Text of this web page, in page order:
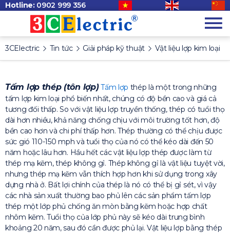
Hotline: 0902 999 356
3CElectric Tin tức Giải pháp kỹ thuật Vật liệu lợp kim loại
Tấm lợp thép (tôn lợp) Tấm lợp thép là một trong những
tấm lợp kim loại phổ biến nhất, chúng có độ bền cao và giá cả
tương đối thấp. So với vật liệu lợp truyền thống, thép có tuổi thọ
dài hơn nhiều, khả năng chống chịu với môi trường tốt hơn, độ
bền cao hơn và chi phí thấp hơn. Thép thường có thể chịu được
sức gió 110-150 mph và tuổi thọ của nó có thể kéo dài đến 50
năm hoặc lâu hơn. Hầu hết các vật liệu lợp thép được làm từ
thép mạ kẽm, thép không gỉ. Thép không gỉ là vật liệu tuyệt vời,
nhưng thép mạ kẽm vẫn thích hợp hơn khi sử dụng trong xây
dựng nhà ở. Bất lợi chính của thép là nó có thể bị gỉ sét, vì vậy
các nhà sản xuất thường bao phủ lên các sản phẩm tấm lợp
thép một lớp phủ chống ăn mòn bằng kẽm hoặc hợp chất
nhôm kẽm. Tuổi thọ của lớp phủ này sẽ kéo dài trung bình
khoảng 20 năm, sau đó cần được phủ lại. Vật liệu lợp bằng thép